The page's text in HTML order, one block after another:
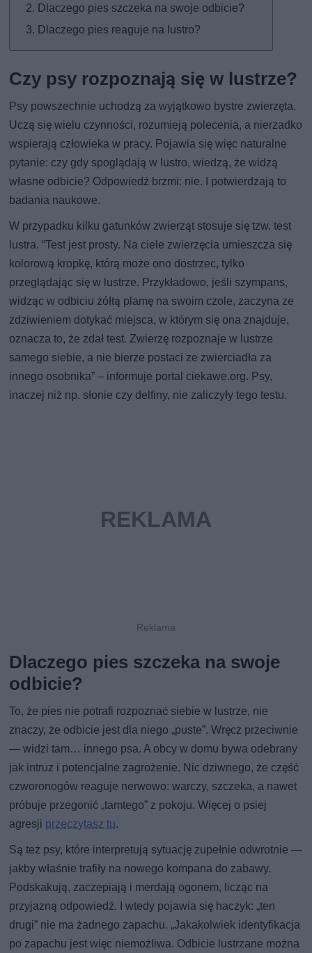
Dlaczego pies szczeka na swoje odbicie?
Dlaczego pies reaguje na lustro?
Czy psy rozpoznają się w lustrze?
Psy powszechnie uchodzą za wyjątkowo bystre zwierzęta.
Uczą się wielu czynności, rozumieją polecenia, a nierzadko
wspierają człowieka w pracy. Pojawia się więc naturalne
pytanie: czy gdy spoglądają w lustro, wiedzą, że widzą
własne odbicie? Odpowiedź brzmi: nie. I potwierdzają to
badania naukowe.
W przypadku kilku gatunków zwierząt stosuje się tzw. test
lustra. “Test jest prosty. Na ciele zwierzęcia umieszcza się
kolorową kropkę, którą może ono dostrzec, tylko
przeglądając się w lustrze. Przykładowo, jeśli szympans,
widząc w odbiciu żółtą plamę na swoim czole, zaczyna ze
zdziwieniem dotykać miejsca, w którym się ona znajduje,
oznacza to, że zdał test. Zwierzę rozpoznaje w lustrze
samego siebie, a nie bierze postaci ze zwierciadła za
innego osobnika” – informuje portal ciekawe.org. Psy,
inaczej niż np. słonie czy delfiny, nie zaliczyły tego testu.
Dlaczego pies szczeka na swoje
odbicie?
To, że pies nie potrafi rozpoznać siebie w lustrze, nie
znaczy, że odbicie jest dla niego „puste”. Wręcz przeciwnie
— widzi tam… innego psa. A obcy w domu bywa odebrany
jak intruz i potencjalne zagrożenie. Nic dziwnego, że część
czworonogów reaguje nerwowo: warczy, szczeka, a nawet
próbuje przegonić „tamtego” z pokoju. Więcej o psiej
agresji przeczytasz tu.
Są też psy, które interpretują sytuację zupełnie odwrotnie —
jakby właśnie trafiły na nowego kompana do zabawy.
Podskakują, zaczepiają i merdają ogonem, licząc na
przyjazną odpowiedź. I wtedy pojawia się haczyk: „ten
drugi” nie ma żadnego zapachu. „Jakakolwiek identyfikacja
po zapachu jest więc niemożliwa. Odbicie lustrzane można